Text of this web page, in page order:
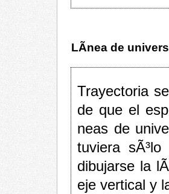
LÃ­nea de
Trayectoria
de que el
neas de
tuviera
dibujarse la
eje vertical y